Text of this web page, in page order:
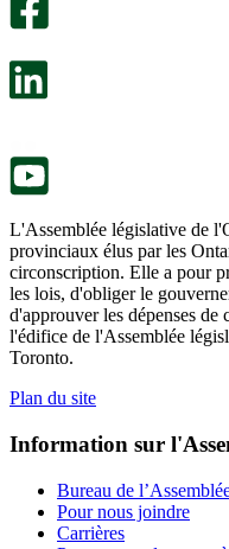
L'Assemblée législative de
provinciaux élus par les
circonscription. Elle a pour
les lois, d'obliger le
d'approuver les dépenses de
l'édifice de l'Assemblée
Toronto.
Plan du site
Information sur
Bureau de
Pour nous joindre
Carrières